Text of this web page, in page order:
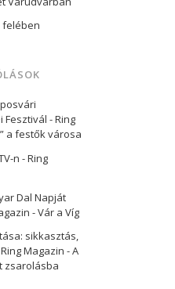
felében
- Ring
a festők városa
n - Ring
Dal Napját
-Vár a Víg
sikkasztás,
Magazin -A
zsarolásba